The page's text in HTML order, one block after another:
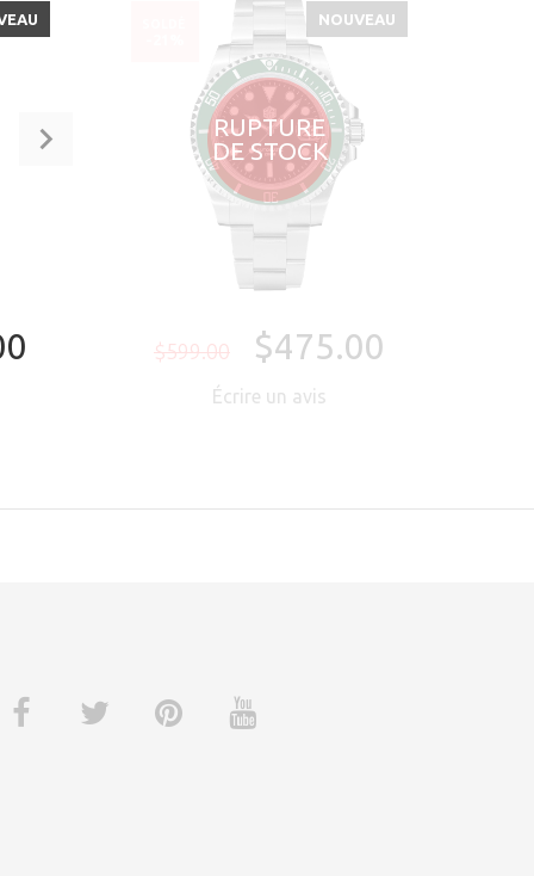
RUPTURE
DE STOCK
NOUVEAU
$599.00 $475.00
Écrire un avis